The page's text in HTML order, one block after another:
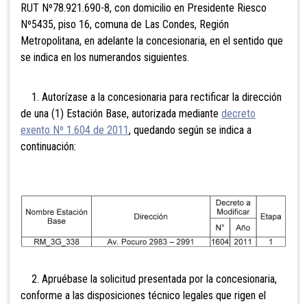
RUT Nº78.921.690-8, con domicilio en Presidente Riesco
Nº5435, piso 16, comuna de Las Condes, Región
Metropolitana, en adelante la concesionaria, en el sentido que
se indica en los numerandos siguientes.
1. Autorízase a la concesionaria para rectificar la dirección
de una (1) Estación Base, autorizada mediante decreto
exento Nº 1.604 de 2011, quedando según se indica a
continuación:
2. Apruébase la solicitud presentada por la concesionaria,
conforme a las disposiciones técnico legales que rigen el